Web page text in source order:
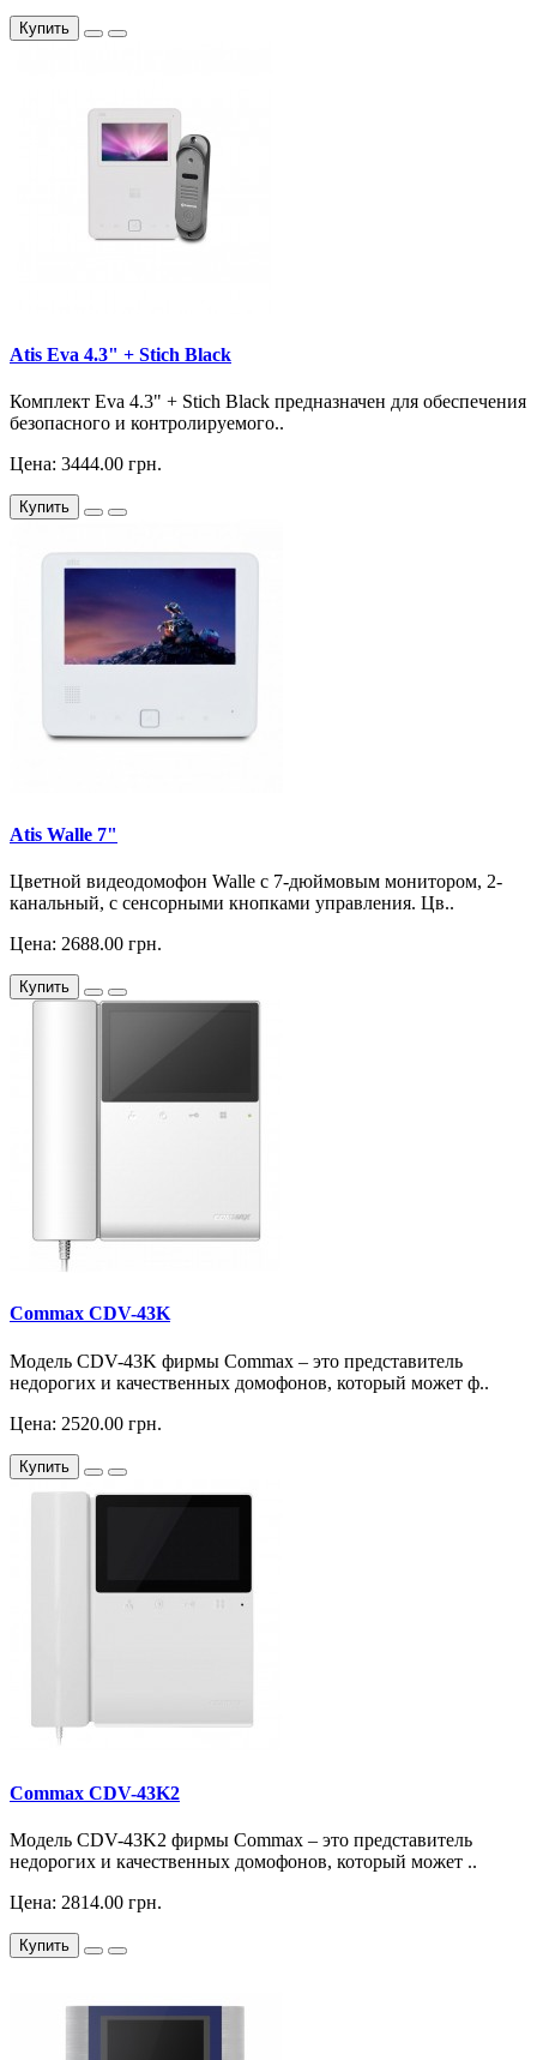
Купить
Atis Eva 4.3" + Stich Black
Комплект Eva 4.3" + Stich Black предназначен для обеспечения
безопасного и контролируемого..
Цена: 3444.00 грн.
Купить
Atis Walle 7"
Цветной видеодомофон Walle с 7-дюймовым монитором, 2-
канальный, с сенсорными кнопками управления. Цв..
Цена: 2688.00 грн.
Купить
Commax CDV-43K
Модель CDV-43K фирмы Commax – это представитель
недорогих и качественных домофонов, который может ф..
Цена: 2520.00 грн.
Купить
Commax CDV-43K2
Модель CDV-43K2 фирмы Commax – это представитель
недорогих и качественных домофонов, который может ..
Цена: 2814.00 грн.
Купить